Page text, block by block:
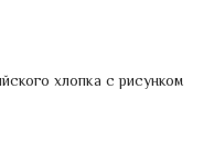
хлопка с рисунком